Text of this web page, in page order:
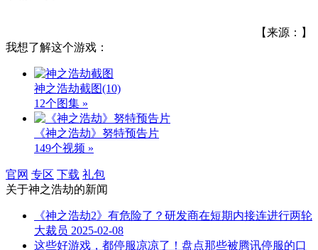
【来源：】
我想了解这个游戏：
神之浩劫截图(10)
12个图集 »
《神之浩劫》努特预告片
149个视频 »
官网 专区 下载 礼包
关于神之浩劫的新闻
《神之浩劫2》有危险了？研发商在短期内接连进行两轮
大裁员 2025-02-08
这些好游戏，都停服凉凉了！盘点那些被腾讯停服的口